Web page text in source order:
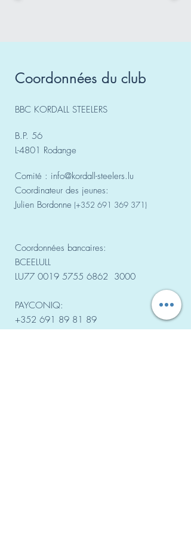
Coordonnées du club
BBC KORDALL STEELERS
B.P. 56
L-4801 Rodange
Comité : info@kordall-steelers.lu
Coordinateur des jeunes:
Julien Bordonne (+352 691 369 371)
Coordonnées bancaires:
BCEELULL
LU77 0019 5755 6862 3000
PAYCONIQ:
+352 691 89 81 89